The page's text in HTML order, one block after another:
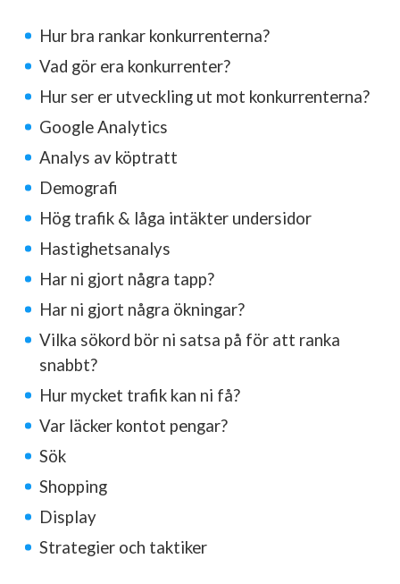
Hur bra rankar konkurrenterna?
Vad gör era konkurrenter?
Hur ser er utveckling ut mot konkurrenterna?
Google Analytics
Analys av köptratt
Demografi
Hög trafik & låga intäkter undersidor
Hastighetsanalys
Har ni gjort några tapp?
Har ni gjort några ökningar?
Vilka sökord bör ni satsa på för att ranka
snabbt?
Hur mycket trafik kan ni få?
Var läcker kontot pengar?
Sök
Shopping
Display
Strategier och taktiker